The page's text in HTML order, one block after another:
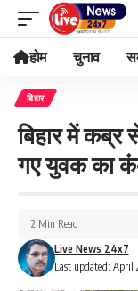
होम चुनाव
बिहार
बिहार में कब्र
गए युवक का
Last updated: April
Live News 24x7
2 Min Read